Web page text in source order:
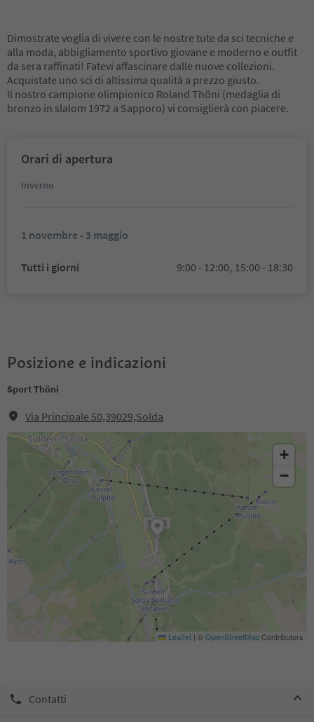
Dimostrate voglia di vivere con le nostre tute da sci tecniche e
alla moda, abbigliamento sportivo giovane e moderno e outfit
da sera raffinati! Fatevi affascinare dalle nuove collezioni.
Acquistate uno sci di altissima qualità a prezzo giusto.
Il nostro campione olimpionico Roland Thöni (medaglia di
bronzo in slalom 1972 a Sapporo) vi consiglierà con piacere.
Orari di apertura
Inverno
1 novembre - 3 maggio
Tutti i giorni 9:00 - 12:00, 15:00 - 18:30
Posizione e indicazioni
Sport Thöni
Via Principale 50,39029,Solda
+
−
Leaflet | ©OpenStreetMapContributors
Contatti